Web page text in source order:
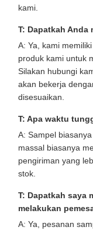
kami.
T: Dapatkah
A: Ya, kami
produk kami untuk
Silakan hubungi
akan bekerja
disesuaikan.
T: Apa waktu
A: Sampel
massal biasanya
pengiriman yang
stok.
T: Dapatkah saya
melakukan
A: Ya, pesanan